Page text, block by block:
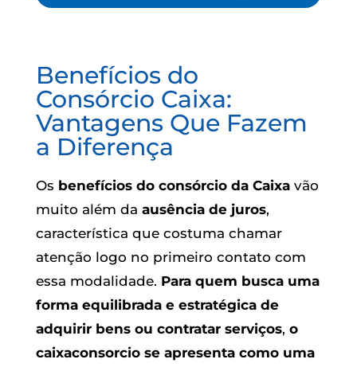
Benefícios do
Consórcio Caixa:
Vantagens Que Fazem
a Diferença
Os benefícios do consórcio da Caixavão
muito além da ausência de juros,
característica que costuma chamar
atenção logo no primeiro contato com
essa modalidade. Para quem busca uma
forma equilibrada e estratégica de
adquirir bens ou contratar serviços, o
caixaconsorcio se apresenta como uma